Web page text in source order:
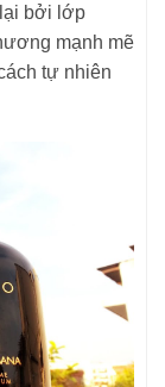
bởi lớp
mạnh mẽ
tự nhiên